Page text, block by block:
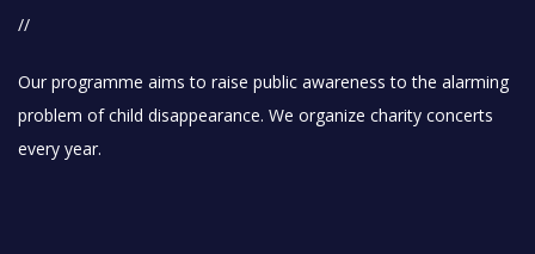
//
Our programme aims to raise public awareness to the alarming
problem of child disappearance. We organize charity concerts
every year.